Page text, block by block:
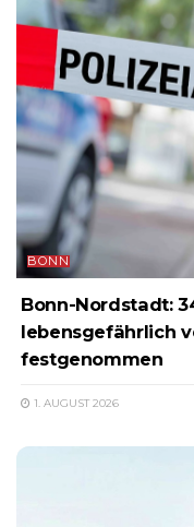
BONN
Bonn-Nordstadt:
lebensgefährlich
festgenommen
1. AUGUST 2026